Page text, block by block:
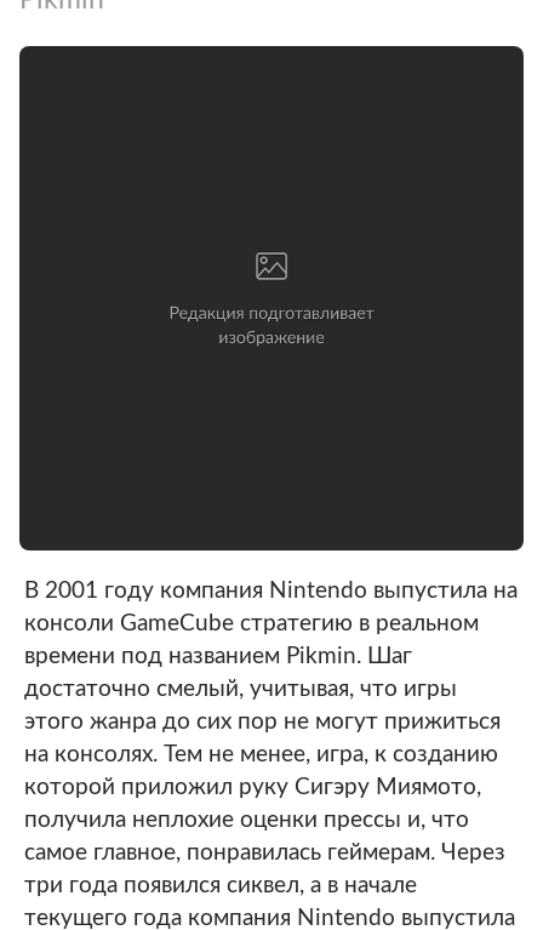
В 2001 году компания Nintendo выпустила на
консоли GameCube стратегию в реальном
времени под названием Pikmin. Шаг
достаточно смелый, учитывая, что игры
этого жанра до сих пор не могут прижиться
на консолях. Тем не менее, игра, к созданию
которой приложил руку Сигэру Миямото,
получила неплохие оценки прессы и, что
самое главное, понравилась геймерам. Через
три года появился сиквел, а в начале
текущего года компания Nintendo выпустила